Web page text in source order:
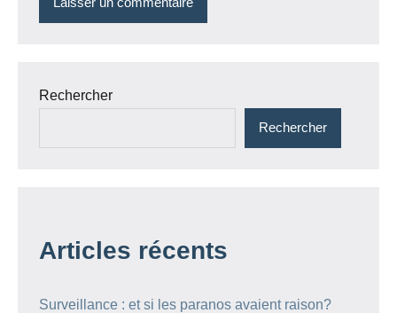
Rechercher
Rechercher
Articles récents
Surveillance : et si les paranos avaient raison?